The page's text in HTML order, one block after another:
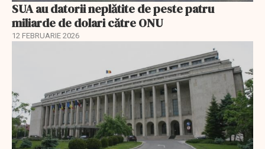
SUA au datorii neplătite de peste patru
miliarde de dolari către ONU
12 FEBRUARIE 2026